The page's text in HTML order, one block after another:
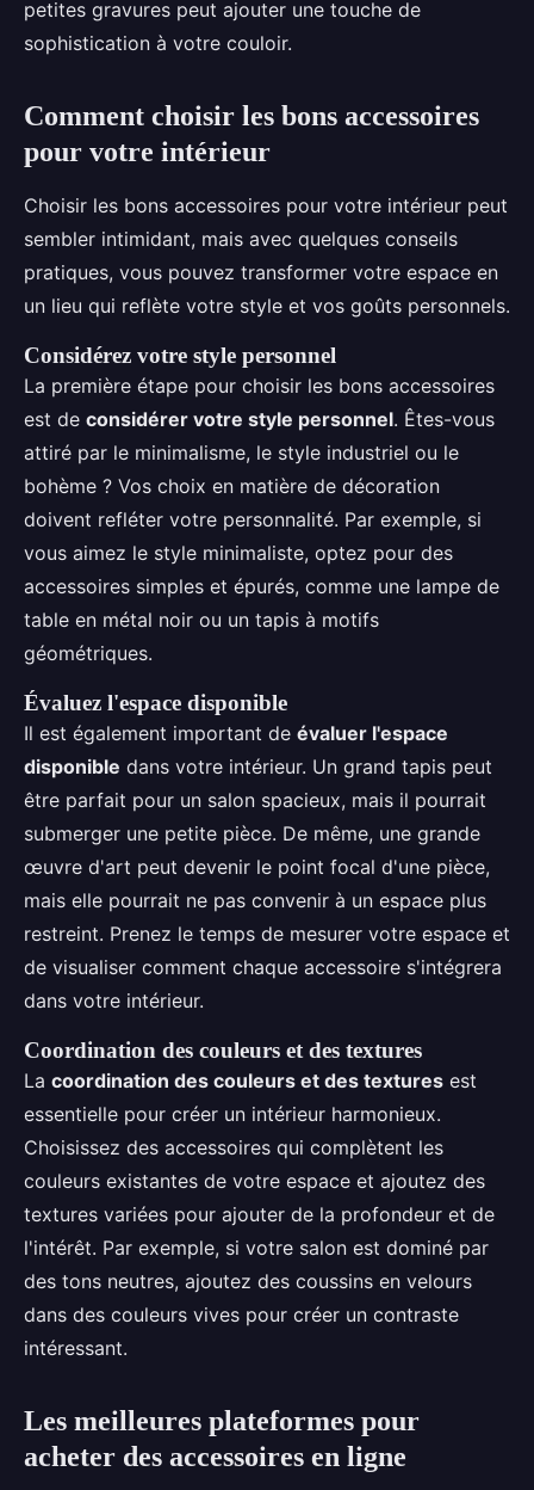
petites gravures peut ajouter une touche de
sophistication à votre couloir.
Comment choisir les bons accessoires
pour votre intérieur
Choisir les bons accessoires pour votre intérieur peut
sembler intimidant, mais avec quelques conseils
pratiques, vous pouvez transformer votre espace en
un lieu qui reflète votre style et vos goûts personnels.
Considérez votre style personnel
La première étape pour choisir les bons accessoires
est de considérer votre style personnel. Êtes-vous
attiré par le minimalisme, le style industriel ou le
bohème ? Vos choix en matière de décoration
doivent refléter votre personnalité. Par exemple, si
vous aimez le style minimaliste, optez pour des
accessoires simples et épurés, comme une lampe de
table en métal noir ou un tapis à motifs
géométriques.
Évaluez l'espace disponible
Il est également important de évaluer l'espace
disponible dans votre intérieur. Un grand tapis peut
être parfait pour un salon spacieux, mais il pourrait
submerger une petite pièce. De même, une grande
œuvre d'art peut devenir le point focal d'une pièce,
mais elle pourrait ne pas convenir à un espace plus
restreint. Prenez le temps de mesurer votre espace et
de visualiser comment chaque accessoire s'intégrera
dans votre intérieur.
Coordination des couleurs et des textures
La coordination des couleurs et des textures est
essentielle pour créer un intérieur harmonieux.
Choisissez des accessoires qui complètent les
couleurs existantes de votre espace et ajoutez des
textures variées pour ajouter de la profondeur et de
l'intérêt. Par exemple, si votre salon est dominé par
des tons neutres, ajoutez des coussins en velours
dans des couleurs vives pour créer un contraste
intéressant.
Les meilleures plateformes pour
acheter des accessoires en ligne